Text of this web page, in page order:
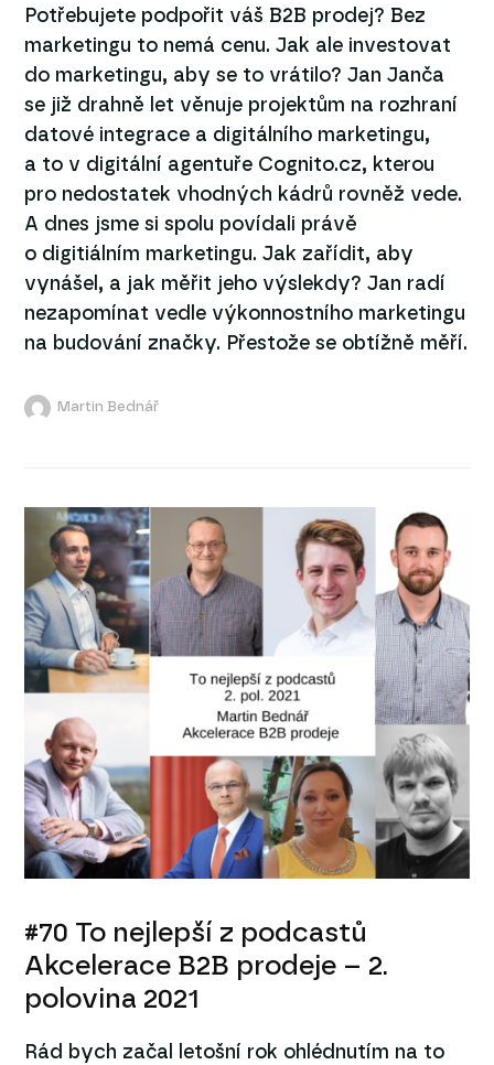
Potřebujete podpořit váš B2B prodej? Bez
marketingu to nemá cenu. Jak ale investovat
do marketingu, aby se to vrátilo? Jan Janča
se již drahně let věnuje projektům na rozhraní
datové integrace a digitálního marketingu,
a to v digitální agentuře Cognito.cz, kterou
pro nedostatek vhodných kádrů rovněž vede.
A dnes jsme si spolu povídali právě
o digitiálním marketingu. Jak zařídit, aby
vynášel, a jak měřit jeho výslekdy? Jan radí
nezapomínat vedle výkonnostního marketingu
na budování značky. Přestože se obtížně měří.
Martin Bednář
#70 To nejlepší z podcastů
Akcelerace B2B prodeje – 2.
polovina 2021
Rád bych začal letošní rok ohlédnutím na to